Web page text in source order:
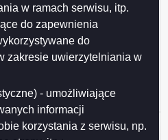
w ramach serwisu, itp.
do zapewnienia
do
zakresie uwierzytelniania w
- umożliwiające
informacji
korzystania z serwisu, np.
Drukuj